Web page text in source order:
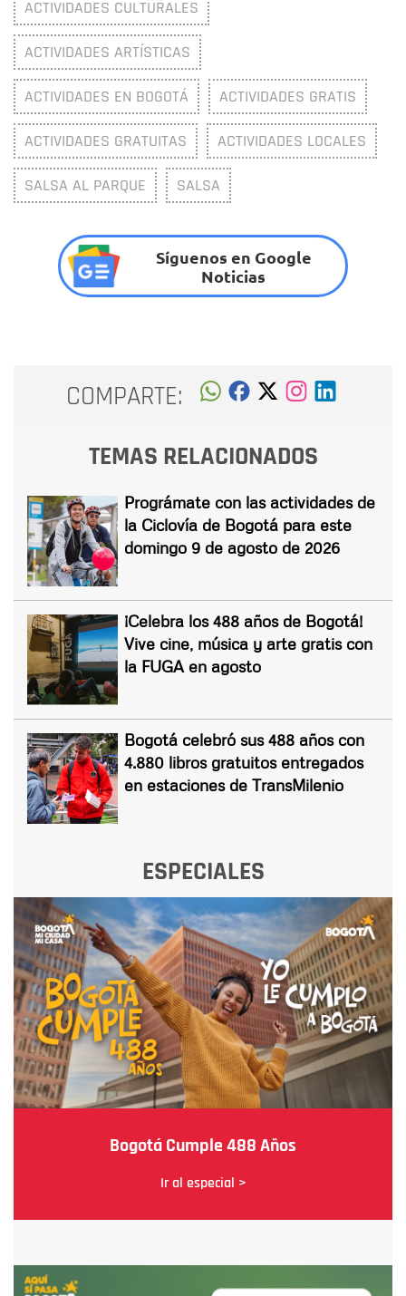
ACTIVIDADES CULTURALES
ACTIVIDADES ARTÍSTICAS
ACTIVIDADES EN BOGOTÁ ACTIVIDADES GRATIS
ACTIVIDADES GRATUITAS ACTIVIDADES LOCALES
SALSA AL PARQUE SALSA
Síguenos en Google
Noticias
COMPARTE:
TEMAS RELACIONADOS
Prográmate con las actividades de
la Ciclovía de Bogotá para este
domingo 9 de agosto de 2026
¡Celebra los 488 años de Bogotá!
Vive cine, música y arte gratis con
la FUGA en agosto
Bogotá celebró sus 488 años con
4.880 libros gratuitos entregados
en estaciones de TransMilenio
ESPECIALES
Bogotá Cumple 488 Años
Ir al especial >